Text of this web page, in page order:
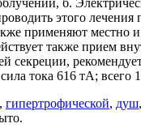
этого
применяют местно
также прием
секреции,
тока 616 тА; всего
, гипертрофической, душ